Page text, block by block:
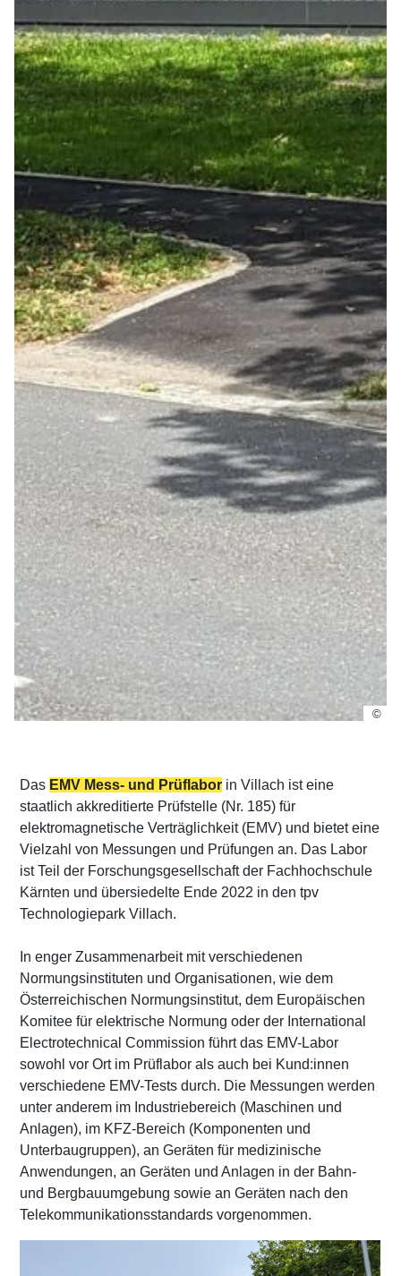
©
Das EMV Mess- und Prüflabor in Villach ist eine
staatlich akkreditierte Prüfstelle (Nr. 185) für
elektromagnetische Verträglichkeit (EMV) und bietet eine
Vielzahl von Messungen und Prüfungen an. Das Labor
ist Teil der Forschungsgesellschaft der Fachhochschule
Kärnten und übersiedelte Ende 2022 in den tpv
Technologiepark Villach.
In enger Zusammenarbeit mit verschiedenen
Normungsinstituten und Organisationen, wie dem
Österreichischen Normungsinstitut, dem Europäischen
Komitee für elektrische Normung oder der International
Electrotechnical Commission führt das EMV-Labor
sowohl vor Ort im Prüflabor als auch bei Kund:innen
verschiedene EMV-Tests durch. Die Messungen werden
unter anderem im Industriebereich (Maschinen und
Anlagen), im KFZ-Bereich (Komponenten und
Unterbaugruppen), an Geräten für medizinische
Anwendungen, an Geräten und Anlagen in der Bahn-
und Bergbauumgebung sowie an Geräten nach den
Telekommunikationsstandards vorgenommen.